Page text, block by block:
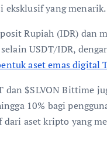
eksklusif yang menarik.
Rupiah (IDR) dan
USDT/IDR,
aset emas digital
dan $SLVON Bittime
10% bagi
aset kripto yang